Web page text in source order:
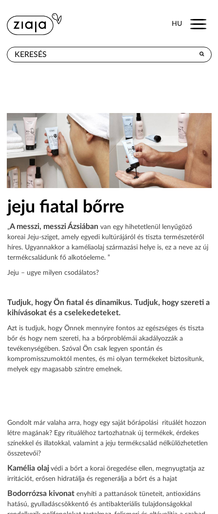
HU Menu
E-SHOP
KAPCSOLAT
jeju fiatal bőrre
„A messzi, messzi Ázsiában van egy hihetetlenül lenyűgöző
koreai Jeju-sziget, amely egyedi kultúrájáról és tiszta természetéről
híres. Ugyannakkor a kaméliaolaj származási helye is, ez a neve az új
termékcsaládunk fő alkotóeleme. ”
Jeju – ugye milyen csodálatos?
Tudjuk, hogy Ön fiatal és dinamikus. Tudjuk, hogy szereti a
kihívásokat és a cselekedeteket.
Azt is tudjuk, hogy Önnek mennyire fontos az egészséges és tiszta
bőr és hogy nem szereti, ha a bőrproblémái akadályozzák a
tevékenységében. Szóval Ön csak legyen spontán és
kompromisszumoktól mentes, és mi olyan termékeket biztosítunk,
melyek egy magasabb szintre emelnek.
Gondolt már valaha arra, hogy egy saját bőrápolási rituálét hozzon
létre magának? Egy rituáléhoz tartozhatnak új termékek, érdekes
színekkel és illatokkal, valamint a jeju termékcsalád nélkülözhetetlen
összetevői?
Kamélia olaj védi a bőrt a korai öregedése ellen, megnyugtatja az
irritációt, erősen hidratálja és regenerálja a bőrt és a hajat
Bodorrózsa kivonat enyhíti a pattanások tüneteit, antioxidáns
hatású, gyulladáscsökkentő és antibakteriális tulajdonságokkal